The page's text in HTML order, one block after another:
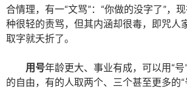
合情理，有一“文骂”：“你做的没字了”，
种很轻的责骂，但其内涵却很毒，即咒人
取字就夭折了。
用号年龄更大、事业有成，可以用“号
的自由，有的人取两个、三个甚至更多的